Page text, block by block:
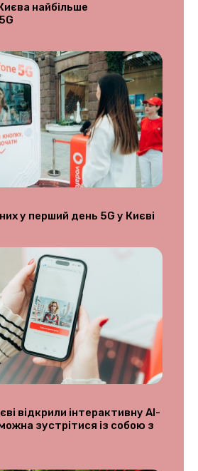
найбільше
у перший день 5G у Києві
відкрили інтерактивну AI-
зустрітися із собою з